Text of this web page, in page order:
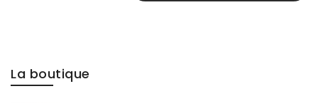
La boutique